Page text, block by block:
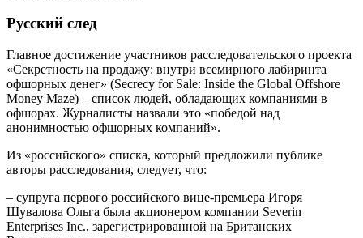
Русский след
Главное достижение участников расследовательского проекта
«Секретность на продажу: внутри всемирного лабиринта
офшорных денег» (Secrecy for Sale: Inside the Global Offshore
Money Maze) – список людей, обладающих компаниями в
офшорах. Журналисты назвали это «победой над
анонимностью офшорных компаний».
Из «российского» списка, который предложили публике
авторы расследования, следует, что:
– супруга первого российского вице-премьера Игоря
Шувалова Ольга была акционером компании Severin
Enterprises Inc., зарегистрированной на Британских